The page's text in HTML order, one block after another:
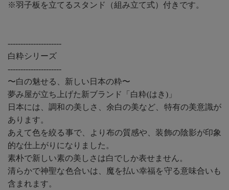
※羽子板を立てるスタンド（組み立て式）付きです。
---------------------
白粋シリーズ
---------------------
〜白の魅せる、新しい日本の粋〜
夢み屋が立ち上げた新ブランド「白粋(はき)」
日本には、調和の美しさ、余白の美など、特有の美意識が
あります。
あえて色を絞る事で、より布の質感や、装飾の陰影が印象
的な仕上がりになりました。
素朴で新しい素の美しさは白でしか表せません。
清らかで神聖な色合いは、魔を払い幸福を守る意味合いも
含まれます。